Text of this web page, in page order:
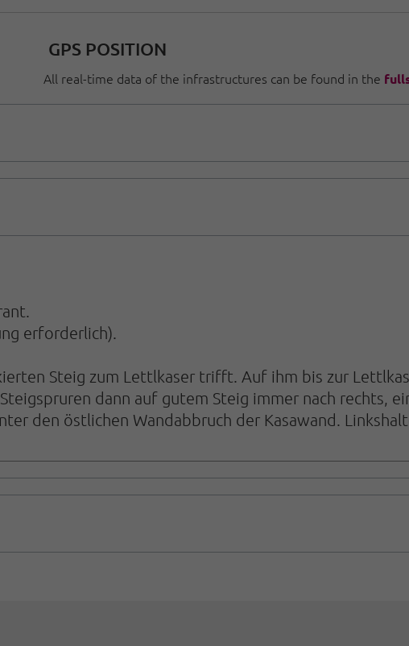
GPS POSITION
All real-time data of the infrastructures can be found in the
erforderlich).
Steig zum Lettlkaser trifft. Auf ihm bis zur
dann auf gutem Steig immer nach rechts,
den östlichen Wandabbruch der Kasawand.